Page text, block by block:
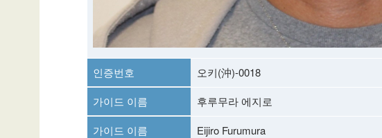
인증번호
오키(沖)-0018
가이드 이름
후루무라 에지로
가이드 이름
Eijiro Furumura